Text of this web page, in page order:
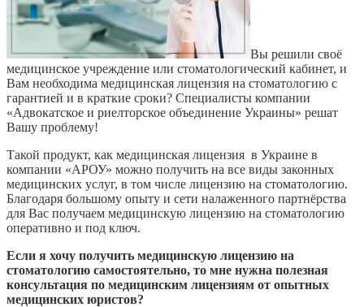
Вы решили своё
медицинское учреждение или стоматологический кабинет, и
Вам необходима медицинская лицензия на стоматологию с
гарантией и в краткие сроки? Специалисты компании
«Адвокатское и риелторское объединение Украины» решат
Вашу проблему!
Такой продукт, как медицинская лицензия в Украине в
компании «АРОУ» можно получить на все виды законных
медицинских услуг, в том числе лицензию на стоматологию.
Благодаря большому опыту и сети налаженного партнёрства
для Вас получаем медицинскую лицензию на стоматологию
оперативно и под ключ.
Если я хочу получить медицинскую лицензию на
стоматологию самостоятельно, то мне нужна полезная
консультация по медицинским лицензиям от опытных
медицинских юристов?